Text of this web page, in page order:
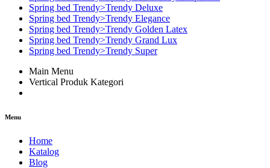
Spring bed Trendy>Trendy Deluxe
Spring bed Trendy>Trendy Elegance
Spring bed Trendy>Trendy Golden Latex
Spring bed Trendy>Trendy Grand Lux
Spring bed Trendy>Trendy Super
Main Menu
Vertical Produk Kategori
Menu
Home
Katalog
Blog